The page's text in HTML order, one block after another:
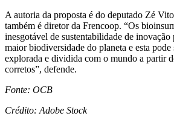
A autoria da proposta é do deputado Zé
também é diretor da Frencoop. “Os
inesgotável de sustentabilidade de inovação
maior biodiversidade do planeta e esta pode
explorada e dividida com o mundo a partir
corretos”, defende.
Fonte: OCB
Crédito: Adobe Stock